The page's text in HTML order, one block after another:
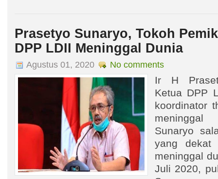
Prasetyo Sunaryo, Tokoh
DPP LDII Meninggal Dunia
Agustus 01, 2020 No comments
Ir H
Ketua DPP
koordinator
Sunaryo
yang dekat
meninggal
Juli 2020,